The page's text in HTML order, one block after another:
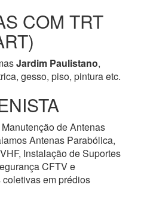
COM TRT
Jardim Paulistano,
gesso, piso, pintura etc.
de Antenas
Antenas Parabólica,
Instalação de Suportes
CFTV e
em prédios